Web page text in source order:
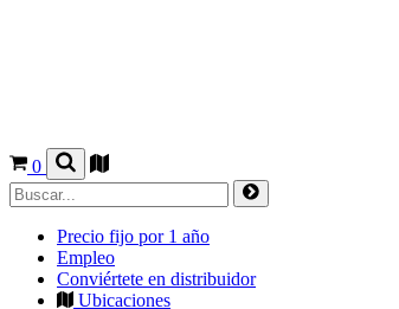
0
Precio fijo por 1 año
Empleo
Conviértete en distribuidor
Ubicaciones